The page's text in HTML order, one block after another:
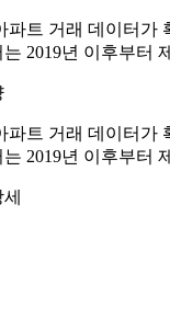
파트 거래 데이터가
2019년 이후부터
파트 거래 데이터가
2019년 이후부터